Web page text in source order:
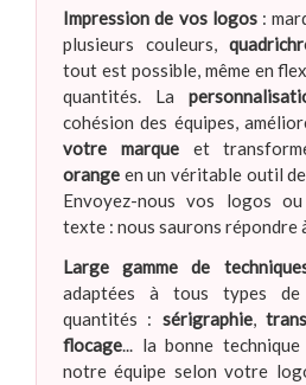
Impression de vos logos:
plusieurs couleurs,
tout est possible, même en
quantités. La
cohésion des équipes,
votre marqueet
orange en un véritable outil
Envoyez-nous vos logos
texte : nous saurons répondre
Large gamme de
adaptées à tous types
quantités : sérigraphie,
flocage... la bonne
notre équipe selon votre